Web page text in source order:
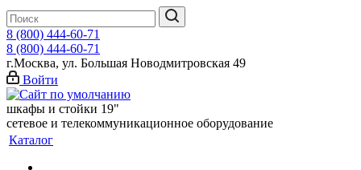
8 (800) 444-60-71
8 (800) 444-60-71
г.Москва, ул. Большая Новодмитровская 49
Войти
шкафы и стойки 19"
сетевое и телекоммуникационное оборудование
Каталог